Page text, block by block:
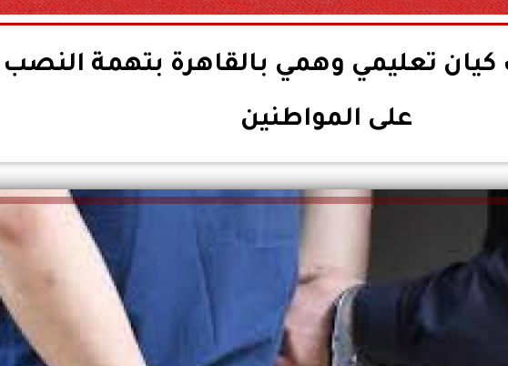
تعليمي وهمي بالقاهرة بتهمة النصب
على المواطنين